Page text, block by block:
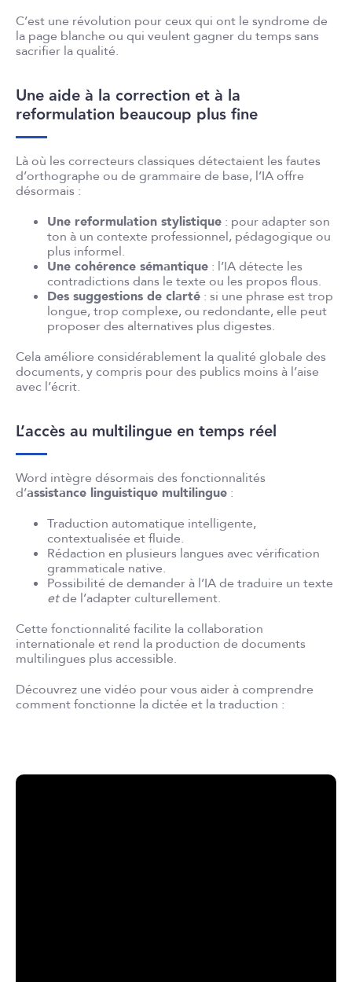
C’est une révolution pour ceux qui ont le syndrome de
la page blanche ou qui veulent gagner du temps sans
sacrifier la qualité.
Une aide à la correction et à la
reformulation beaucoup plus fine
Là où les correcteurs classiques détectaient les fautes
d’orthographe ou de grammaire de base, l’IA offre
désormais :
Une reformulation stylistique : pour adapter son
ton à un contexte professionnel, pédagogique ou
plus informel.
Une cohérence sémantique : l’IA détecte les
contradictions dans le texte ou les propos flous.
Des suggestions de clarté : si une phrase est trop
longue, trop complexe, ou redondante, elle peut
proposer des alternatives plus digestes.
Cela améliore considérablement la qualité globale des
documents, y compris pour des publics moins à l’aise
avec l’écrit.
L’accès au multilingue en temps réel
Word intègre désormais des fonctionnalités
d’assistance linguistique multilingue :
Traduction automatique intelligente,
contextualisée et fluide.
Rédaction en plusieurs langues avec vérification
grammaticale native.
Possibilité de demander à l’IA de traduire un texte
etde l’adapter culturellement.
Cette fonctionnalité facilite la collaboration
internationale et rend la production de documents
multilingues plus accessible.
Découvrez une vidéo pour vous aider à comprendre
comment fonctionne la dictée et la traduction :